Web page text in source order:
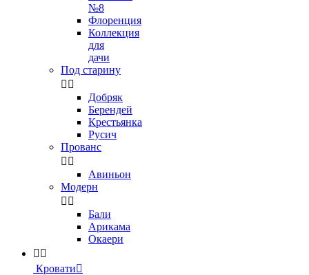
№8
Флоренция
Коллекция
для
дачи
Под старину
 
Добряк
Берендей
Крестьянка
Русич
Прованс
 
Авиньон
Модерн
 
Бали
Арикама
Окаери
 
Кровати